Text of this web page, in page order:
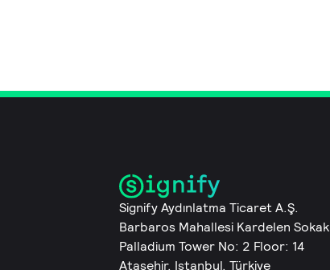
Signify Aydınlatma Ticaret A.Ş.
Barbaros Mahallesi Kardelen Sokak
Palladium Tower No: 2 Floor: 14
Ataşehir, Istanbul, Türkiye